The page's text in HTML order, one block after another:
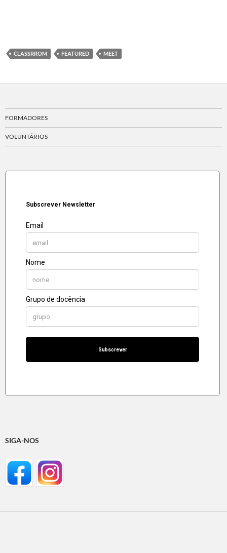
CLASSRROM FEATURED MEET
FORMADORES
VOLUNTÁRIOS
SIGA-NOS